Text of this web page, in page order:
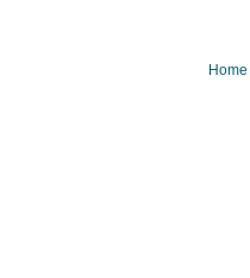
Home